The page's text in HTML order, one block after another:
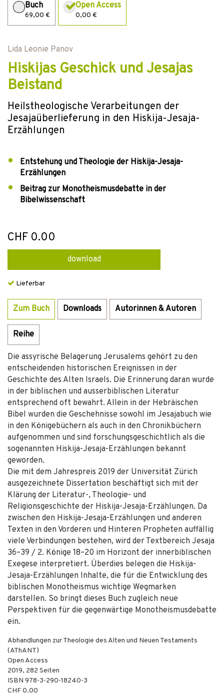
Buch
69,00 €
Open Access
0,00 €
Lida Leonie Panov
Hiskijas Geschick und Jesajas
Beistand
Heilstheologische Verarbeitungen der
Jesajaüberlieferung in den Hiskija-Jesaja-
Erzählungen
Entstehung und Theologie der Hiskija-Jesaja-
Erzählungen
Beitrag zur Monotheismusdebatte in der
Bibelwissenschaft
CHF 0.00
download
Lieferbar
Zum Buch Downloads Autorinnen & Autoren
Reihe
Die assyrische Belagerung Jerusalems gehört zu den
entscheidenden historischen Ereignissen in der
Geschichte des Alten Israels. Die Erinnerung daran wurde
in der biblischen und ausserbiblischen Literatur
entsprechend oft bewahrt. Allein in der Hebräischen
Bibel wurden die Geschehnisse sowohl im Jesajabuch wie
in den Königebüchern als auch in den Chronikbüchern
aufgenommen und sind forschungsgeschichtlich als die
sogenannten Hiskija-Jesaja-Erzählungen bekannt
geworden.
Die mit dem Jahrespreis 2019 der Universität Zürich
ausgezeichnete Dissertation beschäftigt sich mit der
Klärung der Literatur-, Theologie- und
Religionsgeschichte der Hiskija-Jesaja-Erzählungen. Da
zwischen den Hiskija-Jesaja-Erzählungen und anderen
Texten in den Vorderen und Hinteren Propheten auffällig
viele Verbindungen bestehen, wird der Textbereich Jesaja
36–39 / 2. Könige 18–20 im Horizont der innerbiblischen
Exegese interpretiert. Überdies belegen die Hiskija-
Jesaja-Erzählungen Inhalte, die für die Entwicklung des
biblischen Monotheismus wichtige Wegmarken
darstellen. So bringt dieses Buch zugleich neue
Perspektiven für die gegenwärtige Monotheismusdebatte
ein.
Abhandlungen zur Theologie des Alten und Neuen Testaments
(AThANT)
Open Access
2019, 282 Seiten
ISBN 978-3-290-18240-3
CHF 0.00